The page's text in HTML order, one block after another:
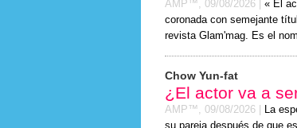
AMP™, 09/08/2026 « El
coronada con semejante
revista Glam'mag. Es el
Chow Yun-fat
¿El actor va a
AMP™, 09/08/2026
La
su pareja después de que